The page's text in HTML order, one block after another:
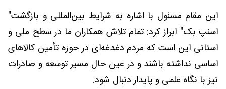
این مقام مسئول با اشاره به شرایط بین‌المللی و بازگشت"
اسنپ بک" ابراز کرد: تمام تلاش همکاران ما در سطح ملی و
استانی این است که مردم دغدغه‌ای در حوزه تأمین کالاهای
اساسی نداشته باشند و در عین حال مسیر توسعه و صادرات
نیز با نگاه علمی و پایدار دنبال شود.